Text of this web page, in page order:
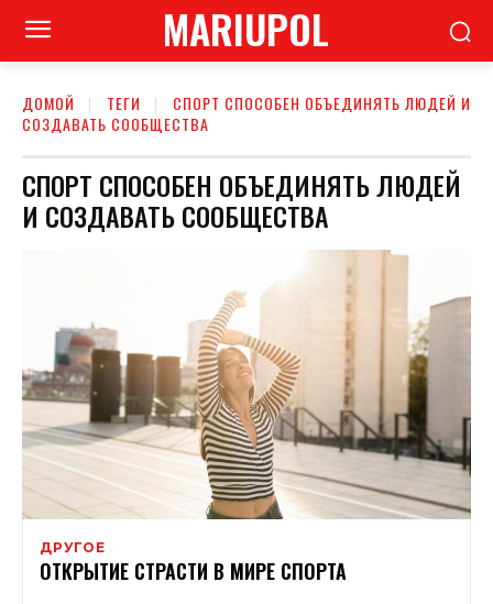
MARIUPOL
ДОМОЙ ТЕГИ
СПОРТ СПОСОБЕН ОБЪЕДИНЯТЬ ЛЮДЕЙ И
СОЗДАВАТЬ СООБЩЕСТВА
СПОРТ СПОСОБЕН ОБЪЕДИНЯТЬ ЛЮДЕЙ
И СОЗДАВАТЬ СООБЩЕСТВА
ДРУГОЕ
ОТКРЫТИЕ СТРАСТИ В МИРЕ СПОРТА